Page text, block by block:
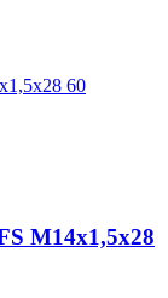
M14x1,5x28